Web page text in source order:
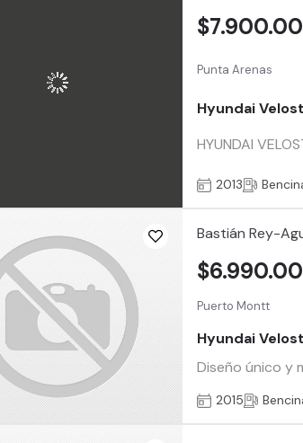
Punta Arenas
Hyundai
HYUNDAI
2013
Bastián Rey-
Puerto Montt
Hyundai
Diseño único y
2015